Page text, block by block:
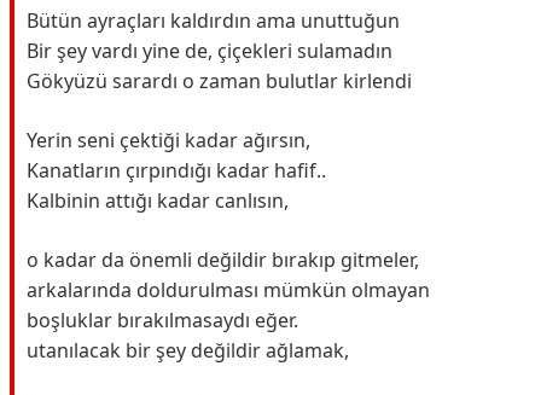
Bütün ayraçları kaldırdın ama unuttuğun
Bir şey vardı yine de, çiçekleri sulamadın
Gökyüzü sarardı o zaman bulutlar kirlendi
Yerin seni çektiği kadar ağırsın,
Kanatların çırpındığı kadar hafif..
Kalbinin attığı kadar canlısın,
o kadar da önemli değildir bırakıp gitmeler,
arkalarında doldurulması mümkün olmayan
boşluklar bırakılmasaydı eğer.
utanılacak bir şey değildir ağlamak,